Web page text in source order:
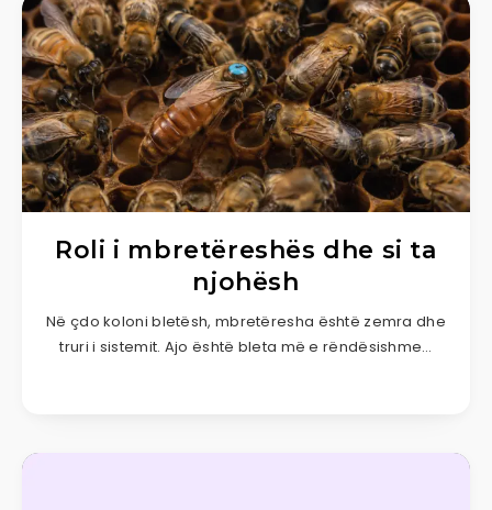
Roli i mbretëreshës dhe si ta
njohësh
Në çdo koloni bletësh, mbretëresha është zemra dhe
truri i sistemit. Ajo është bleta më e rëndësishme…